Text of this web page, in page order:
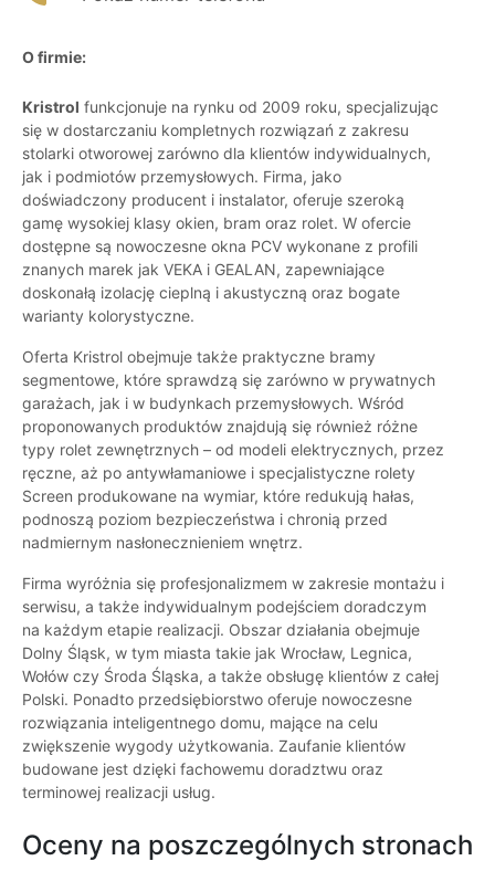
O firmie:
Kristrol funkcjonuje na rynku od 2009 roku, specjalizując
się w dostarczaniu kompletnych rozwiązań z zakresu
stolarki otworowej zarówno dla klientów indywidualnych,
jak i podmiotów przemysłowych. Firma, jako
doświadczony producent i instalator, oferuje szeroką
gamę wysokiej klasy okien, bram oraz rolet. W ofercie
dostępne są nowoczesne okna PCV wykonane z profili
znanych marek jak VEKA i GEALAN, zapewniające
doskonałą izolację cieplną i akustyczną oraz bogate
warianty kolorystyczne.
Oferta Kristrol obejmuje także praktyczne bramy
segmentowe, które sprawdzą się zarówno w prywatnych
garażach, jak i w budynkach przemysłowych. Wśród
proponowanych produktów znajdują się również różne
typy rolet zewnętrznych – od modeli elektrycznych, przez
ręczne, aż po antywłamaniowe i specjalistyczne rolety
Screen produkowane na wymiar, które redukują hałas,
podnoszą poziom bezpieczeństwa i chronią przed
nadmiernym nasłonecznieniem wnętrz.
Firma wyróżnia się profesjonalizmem w zakresie montażu i
serwisu, a także indywidualnym podejściem doradczym
na każdym etapie realizacji. Obszar działania obejmuje
Dolny Śląsk, w tym miasta takie jak Wrocław, Legnica,
Wołów czy Środa Śląska, a także obsługę klientów z całej
Polski. Ponadto przedsiębiorstwo oferuje nowoczesne
rozwiązania inteligentnego domu, mające na celu
zwiększenie wygody użytkowania. Zaufanie klientów
budowane jest dzięki fachowemu doradztwu oraz
terminowej realizacji usług.
Oceny na poszczególnych stronach